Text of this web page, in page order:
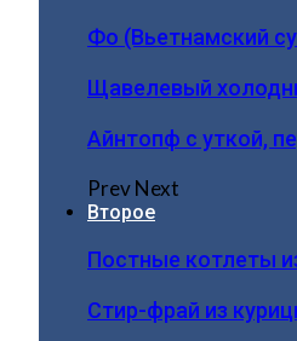
Фо (Вьетнамский
Щавелевый
Айнтопф с уткой,
PrevNext
Второе
Постные котлеты
Стир-фрай из